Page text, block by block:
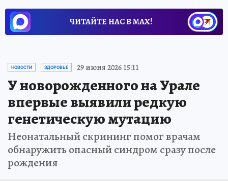
ЧИТАЙТЕ НАС В МАХ!
НОВОСТИ ЗДОРОВЬЕ 29 июня 2026 15:11
У новорожденного на Урале
впервые выявили редкую
генетическую мутацию
Неонатальный скрининг помог врачам
обнаружить опасный синдром сразу после
рождения